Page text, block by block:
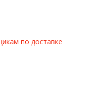
по доставке